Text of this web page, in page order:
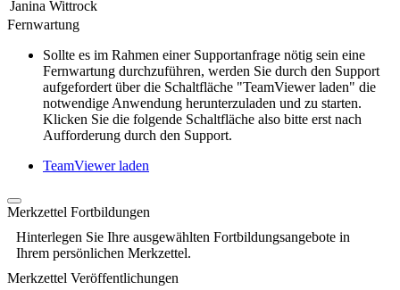
Janina Wittrock
Fernwartung
Sollte es im Rahmen einer Supportanfrage nötig sein eine
Fernwartung durchzuführen, werden Sie durch den Support
aufgefordert über die Schaltfläche "TeamViewer laden" die
notwendige Anwendung herunterzuladen und zu starten.
Klicken Sie die folgende Schaltfläche also bitte erst nach
Aufforderung durch den Support.
TeamViewer laden
Merkzettel Fortbildungen
Hinterlegen Sie Ihre ausgewählten Fortbildungsangebote in
Ihrem persönlichen Merkzettel.
Merkzettel Veröffentlichungen